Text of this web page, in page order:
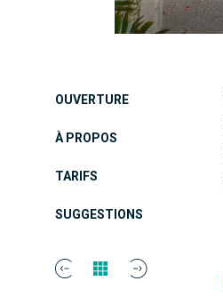
OUVERTURE
À PROPOS
TARIFS
SUGGESTIONS